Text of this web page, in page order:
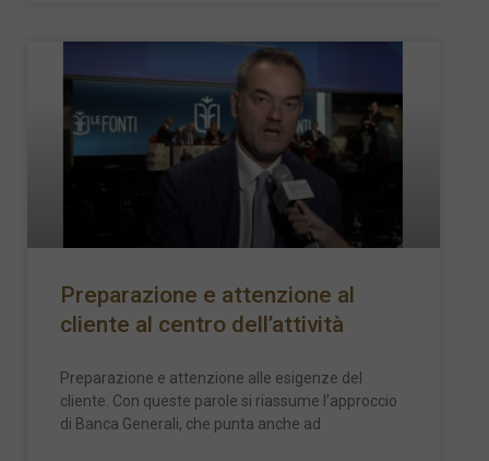
Preparazione e attenzione al
cliente al centro dell’attività
Preparazione e attenzione alle esigenze del
cliente. Con queste parole si riassume l’approccio
di Banca Generali, che punta anche ad